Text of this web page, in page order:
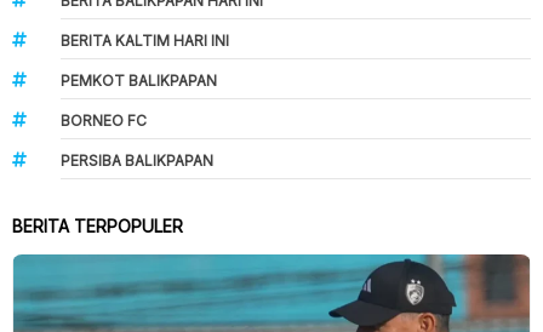
BERITA KALTIM HARI INI
PEMKOT BALIKPAPAN
BORNEO FC
PERSIBA BALIKPAPAN
BERITA TERPOPULER